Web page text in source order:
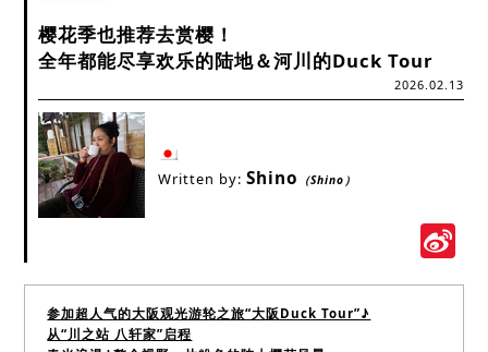
樱花季也推荐去赏樱！
全年都能尽享欢乐的陆地＆河川的Duck Tour
2026.02.13
Written by: Shino （Shino）
参加超人气的大阪观光游轮之旅“大阪Duck Tour”♪
从“川之站 八轩家”启程